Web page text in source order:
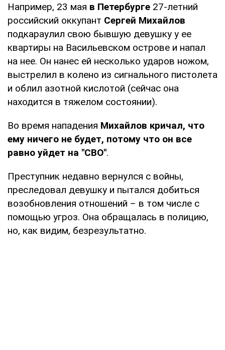
Например, 23 мая в Петербурге 27-летний
российский оккупант Сергей Михайлов
подкараулил свою бывшую девушку у ее
квартиры на Васильевском острове и напал
на нее. Он нанес ей несколько ударов ножом,
выстрелил в колено из сигнального пистолета
и облил азотной кислотой (сейчас она
находится в тяжелом состоянии).
Во время нападения Михайлов кричал, что
ему ничего не будет, потому что он все
равно уйдет на "СВО".
Преступник недавно вернулся с войны,
преследовал девушку и пытался добиться
возобновления отношений – в том числе с
помощью угроз. Она обращалась в полицию,
но, как видим, безрезультатно.